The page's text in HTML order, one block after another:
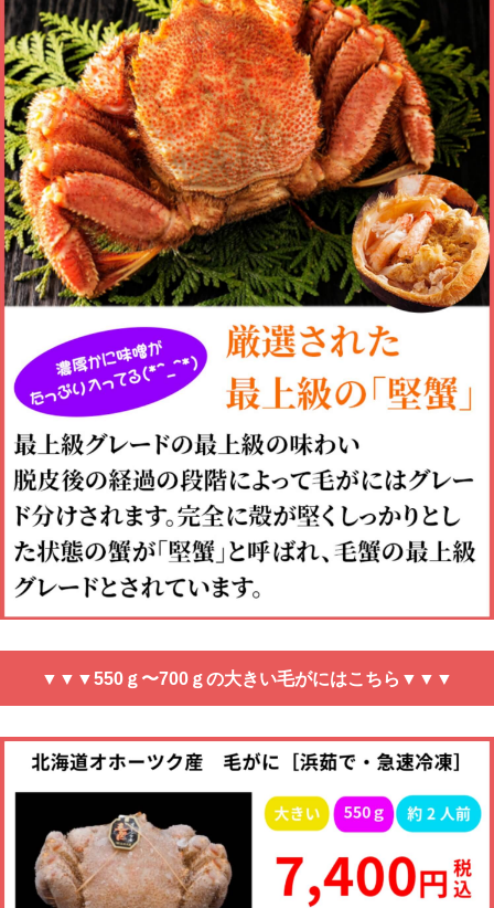
▼▼▼550ｇ〜700ｇの大きい毛がにはこちら▼▼▼